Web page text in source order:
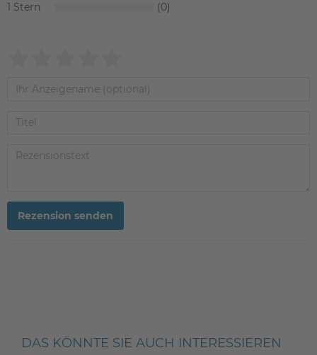
1
0
Rezension senden
DAS KÖNNTE SIE AUCH INTERESSIEREN